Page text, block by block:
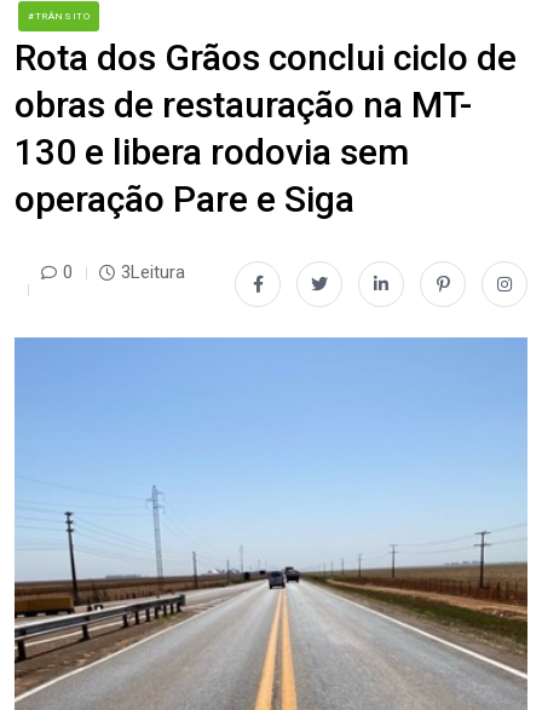
#TRÂNSITO
Rota dos Grãos conclui ciclo de
obras de restauração na MT-
130 e libera rodovia sem
operação Pare e Siga
0 3Leitura